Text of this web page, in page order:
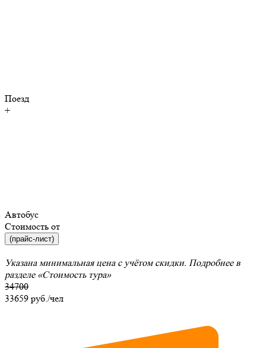
Поезд
+
Автобус
Стоимость от
(прайс-лист)
Указана минимальная цена с учётом скидки. Подробнее в
разделе «Стоимость тура»
34700
33659 руб./чел